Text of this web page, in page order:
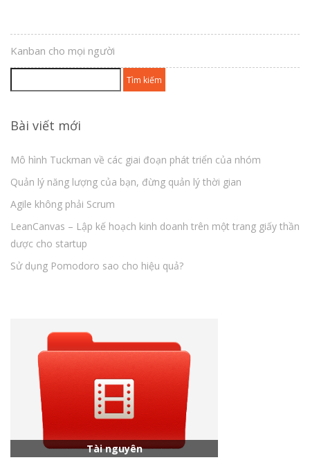
Kanban cho mọi người
kiếm
Bài viết mới
Mô hình Tuckman về các giai đoạn phát triển của nhóm
Quản lý năng lượng của bạn, đừng quản lý thời gian
Agile không phải Scrum
LeanCanvas – Lập kế hoạch kinh doanh trên một trang giấy thần
dược cho startup
Sử dụng Pomodoro sao cho hiệu quả?
Tài nguyên